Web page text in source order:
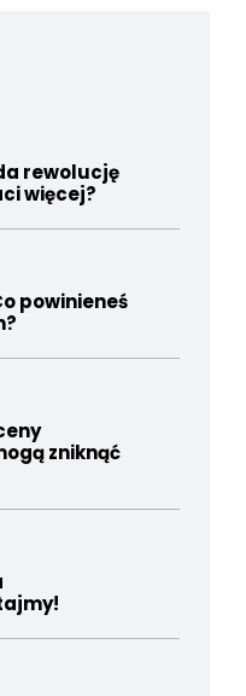
rewolucję
więcej?
powinieneś
zniknąć